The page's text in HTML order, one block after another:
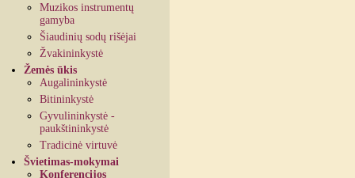
Muzikos instrumentų
gamyba
Šiaudinių sodų rišėjai
Žvakininkystė
Žemės ūkis
Augalininkystė
Bitininkystė
Gyvulininkystė -
paukštininkystė
Tradicinė virtuvė
Švietimas-mokymai
Konferencijos